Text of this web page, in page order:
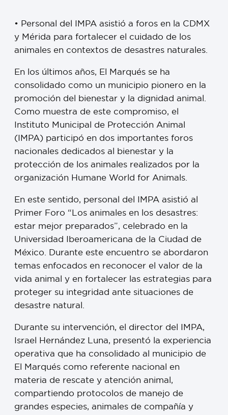
•⁠ ⁠Personal del IMPA asistió a foros en la CDMX
y Mérida para fortalecer el cuidado de los
animales en contextos de desastres naturales.
En los últimos años, El Marqués se ha
consolidado como un municipio pionero en la
promoción del bienestar y la dignidad animal.
Como muestra de este compromiso, el
Instituto Municipal de Protección Animal
(IMPA) participó en dos importantes foros
nacionales dedicados al bienestar y la
protección de los animales realizados por la
organización Humane World for Animals.
En este sentido, personal del IMPA asistió al
Primer Foro “Los animales en los desastres:
estar mejor preparados”, celebrado en la
Universidad Iberoamericana de la Ciudad de
México. Durante este encuentro se abordaron
temas enfocados en reconocer el valor de la
vida animal y en fortalecer las estrategias para
proteger su integridad ante situaciones de
desastre natural.
Durante su intervención, el director del IMPA,
Israel Hernández Luna, presentó la experiencia
operativa que ha consolidado al municipio de
El Marqués como referente nacional en
materia de rescate y atención animal,
compartiendo protocolos de manejo de
grandes especies, animales de compañía y